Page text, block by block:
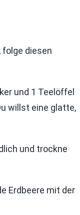
folge diesen
und 1 Teelöffel
willst eine glatte,
und trockne
Erdbeere mit der